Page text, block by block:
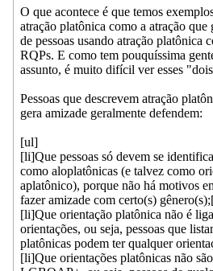
O que acontece é que temos
atração platônica como a atração que
de pessoas usando atração platônica
RQPs. E como tem pouquíssima
assunto, é muito difícil ver esses
Pessoas que descrevem atração
gera amizade geralmente defendem:
[ul]
[li]Que pessoas só devem se
como aloplatônicas (e talvez como
aplatônico), porque não há motivos
fazer amizade com certo(s)
[li]Que orientação platônica não é
orientações, ou seja, pessoas que
platônicas podem ter qualquer
[li]Que orientações platônicas não